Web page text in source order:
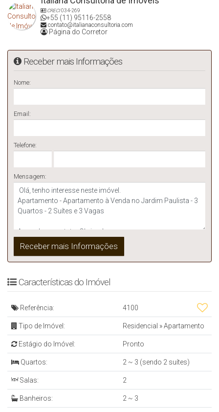
CRECI034-269
+55 (11) 95116-2558
contato@italianaconsultoria.com
Página do Corretor
Receber mais Informações
Nome:
Email:
Telefone:
Mensagem:
Características do Imóvel
Referência: 4100
Tipo de Imóvel: Residencial »Apartamento
Estágio do Imóvel: Pronto
Quartos: 2 ~ 3 (sendo 2 suítes)
Salas: 2
Banheiros: 2 ~ 3